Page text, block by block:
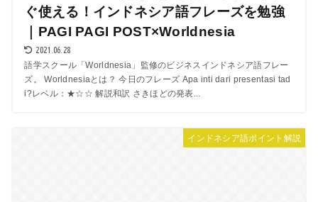
ぐ使える！インドネシア語フレーズを勉強
｜PAGI PAGI POST×Worldnesia
2021.06.28
語学スクール「Worldnesia」監修のビジネスインドネシア語フレー
ズ。 Worldnesiaとは？ 今日のフレーズ Apa inti dari presentasi tad
i?レベル：★☆☆ 解説和訳 さきほどの発表...
インドネシア語ポイント解説